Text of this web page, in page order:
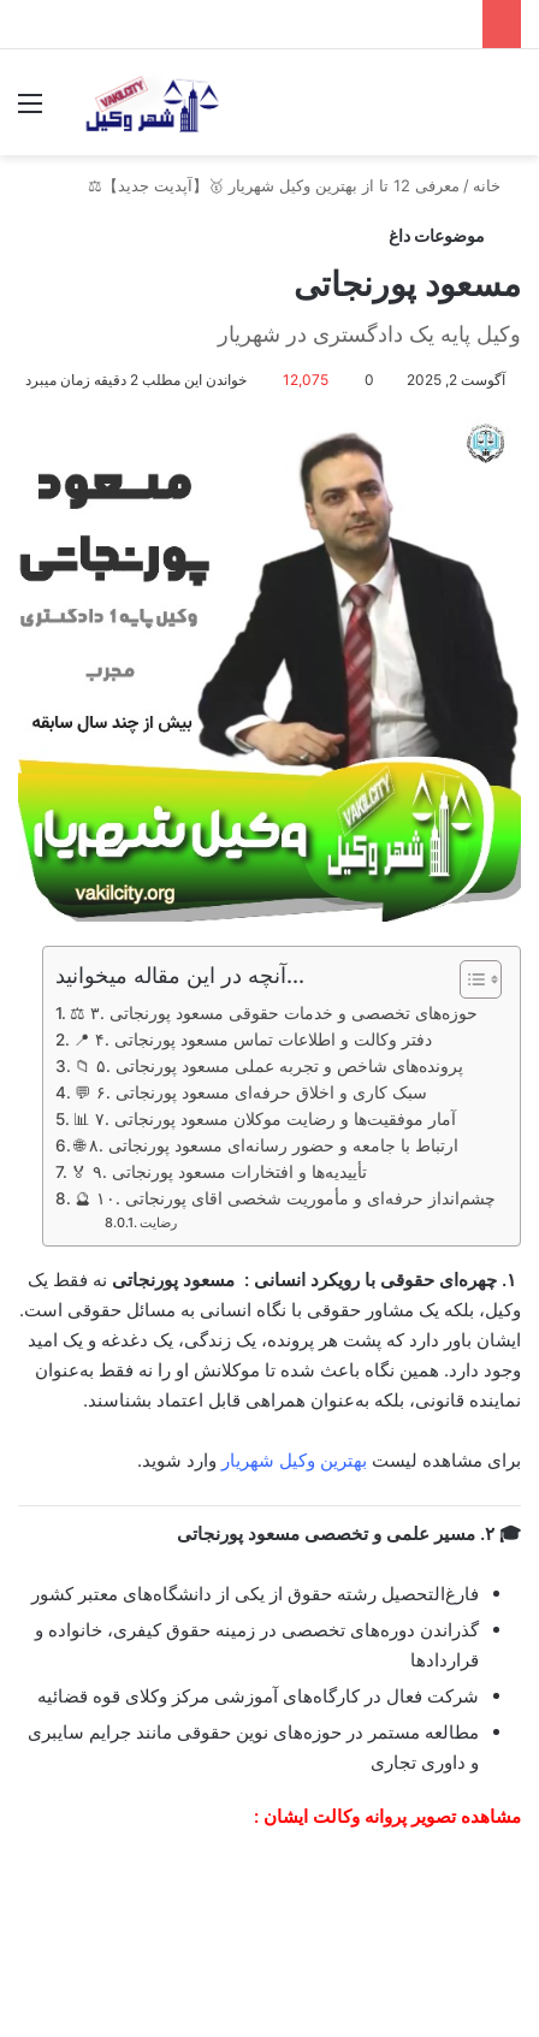
خانه / معرفی 12 تا از بهترین وکیل شهریار 🥇【آپدیت جدید】⚖️
موضوعات داغ
مسعود پورنجاتی
وکیل پایه یک دادگستری در شهریار
آگوست 2, 2025 0
12,075 خواندن این مطلب 2 دقیقه زمان میبرد
آنچه در این مقاله میخوانید...
⚖️ ۳. حوزه‌های تخصصی و خدمات حقوقی مسعود پورنجاتی
📍 ۴. دفتر وکالت و اطلاعات تماس مسعود پورنجاتی
📁 ۵. پرونده‌های شاخص و تجربه عملی مسعود پورنجاتی
💬 ۶. سبک کاری و اخلاق حرفه‌ای مسعود پورنجاتی
📊 ۷. آمار موفقیت‌ها و رضایت موکلان مسعود پورنجاتی
🌐 ۸. ارتباط با جامعه و حضور رسانه‌ای مسعود پورنجاتی
🏅 ۹. تأییدیه‌ها و افتخارات مسعود پورنجاتی
🔮 ۱۰. چشم‌انداز حرفه‌ای و مأموریت شخصی اقای پورنجاتی
رضایت
مسعود پورنجاتی نه فقط یک
وکیل، بلکه یک مشاور حقوقی با نگاه انسانی به مسائل حقوقی است.
ایشان باور دارد که پشت هر پرونده، یک زندگی، یک دغدغه و یک امید
وجود دارد. همین نگاه باعث شده تا موکلانش او را نه فقط به‌عنوان
نماینده قانونی، بلکه به‌عنوان همراهی قابل اعتماد بشناسند.
برای مشاهده لیست بهترین وکیل شهریار وارد شوید.
🎓 ۲. مسیر علمی و تخصصی مسعود پورنجاتی
فارغ‌التحصیل رشته حقوق از یکی از دانشگاه‌های معتبر کشور
گذراندن دوره‌های تخصصی در زمینه حقوق کیفری، خانواده و
قراردادها
شرکت فعال در کارگاه‌های آموزشی مرکز وکلای قوه قضائیه
مطالعه مستمر در حوزه‌های نوین حقوقی مانند جرایم سایبری
و داوری تجاری
مشاهده تصویر پروانه وکالت ایشان :